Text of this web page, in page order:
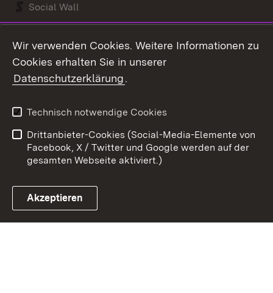
Social Wall
Link zum Landesportal
Kontakt
Barrierefreiheit
Impressum
Cookies
Wir verwenden Cookies. Weitere Informationen zu
Cookies erhalten Sie in unserer
Datenschutzerklärung.
Technisch notwendige Cookies
Drittanbieter-Cookies (Social-Media-Elemente von
Facebook, X / Twitter und Google werden auf der
gesamten Webseite aktiviert.)
Akzeptieren